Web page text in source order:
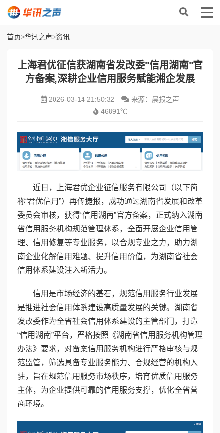
首页>华讯之声>资讯
上海君优征信获湖南省发改委"信用湖南"官
方备案,深耕企业信用服务赋能湘企发展
2026-03-14 21:50:32
来源：晨报之声
46891℃
近日，上海君优企业征信服务有限公司（以下简
称“君优信用”）再传捷报，成功通过湖南省发展和改革
委员会审核，获得“信用湖南”官方备案，正式纳入湖南
省信用服务机构规范管理体系，全面开展企业信用管
理、信用修复等专业服务，以合规专业之力，助力湖
南企业化解信用难题、提升信用价值，为湖南省社会
信用体系建设注入新活力。
信用是市场经济的基石，规范信用服务行业发展
是推进社会信用体系建设高质量发展的关键。湖南省
发改委作为全省社会信用体系建设的主管部门，打造
“信用湖南”平台，严格按照《湖南省信用服务机构管理
办法》要求，对备案信用服务机构进行严格审核与规
范监管，筛选具备专业服务能力、合规经营的机构入
驻，旨在规范信用服务市场秩序，培育优质信用服务
主体，为企业提供可靠的信用服务支撑，优化全省营
商环境。